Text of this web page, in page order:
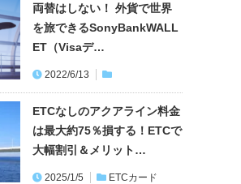
両替はしない！ 外貨で世界
を旅できるSonyBankWALL
ET（Visaデ…
2022/6/13
ETCなしのアクアライン料金
は最大約75％損する！ETCで
大幅割引＆メリット…
2025/1/5 ETCカード